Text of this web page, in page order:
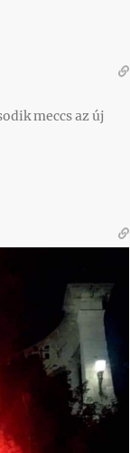
meccs az új